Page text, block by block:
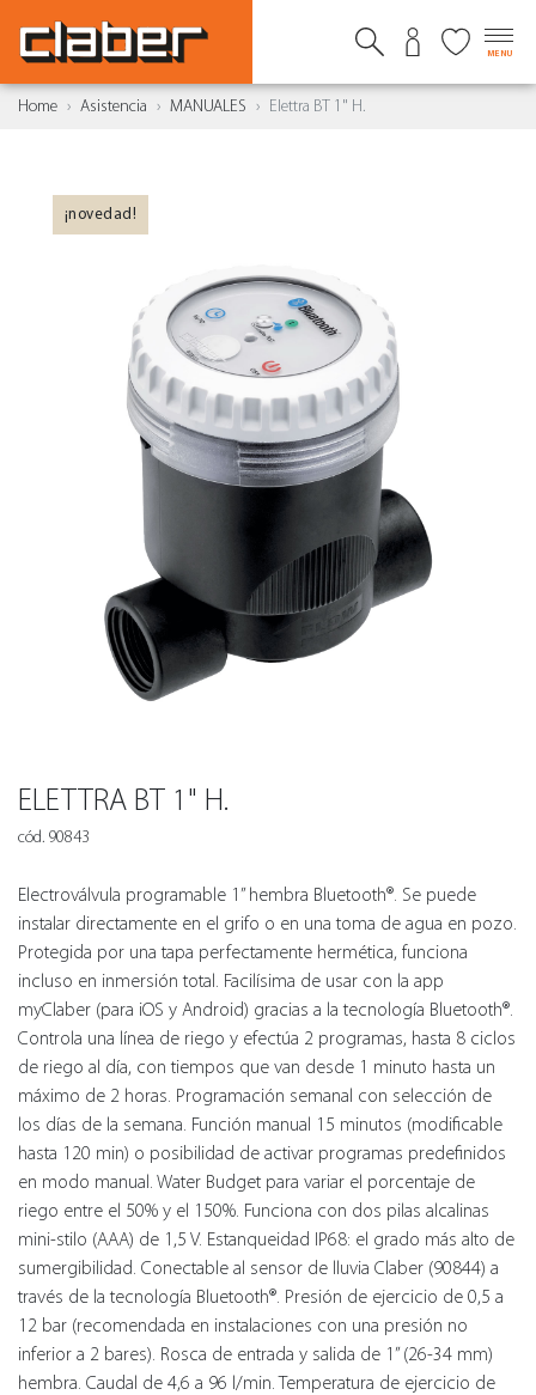
MENU
Home Asistencia MANUALES Elettra BT 1" H.
¡novedad!
ELETTRA BT 1" H.
cód. 90843
Electroválvula programable 1” hembra Bluetooth®. Se puede
instalar directamente en el grifo o en una toma de agua en pozo.
Protegida por una tapa perfectamente hermética, funciona
incluso en inmersión total. Facilísima de usar con la app
myClaber (para iOS y Android) gracias a la tecnología Bluetooth®.
Controla una línea de riego y efectúa 2 programas, hasta 8 ciclos
de riego al día, con tiempos que van desde 1 minuto hasta un
máximo de 2 horas. Programación semanal con selección de
los días de la semana. Función manual 15 minutos (modificable
hasta 120 min) o posibilidad de activar programas predefinidos
en modo manual. Water Budget para variar el porcentaje de
riego entre el 50% y el 150%. Funciona con dos pilas alcalinas
mini-stilo (AAA) de 1,5 V. Estanqueidad IP68: el grado más alto de
sumergibilidad. Conectable al sensor de lluvia Claber (90844) a
través de la tecnología Bluetooth®. Presión de ejercicio de 0,5 a
12 bar (recomendada en instalaciones con una presión no
inferior a 2 bares). Rosca de entrada y salida de 1” (26-34 mm)
hembra. Caudal de 4,6 a 96 l/min. Temperatura de ejercicio de